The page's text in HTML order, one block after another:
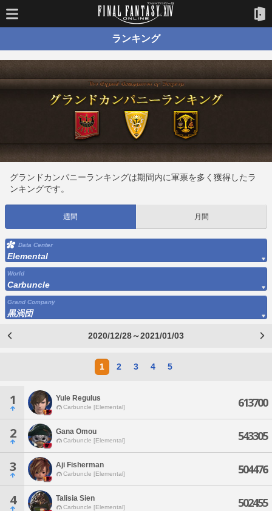
ランキング
グランドカンパニーランキングは期間内に軍票を多く獲得したラ
ンキングです。
週間 月間
Data Center
Elemental
World
Carbuncle
Grand Company
黒渦団
2020/12/28～2021/01/03
1 2 3 4 5
1 Yule Regulus
Carbuncle [Elemental] 613700
2 Gana Omou
Carbuncle [Elemental] 543305
3 Aji Fisherman
Carbuncle [Elemental] 504476
4 Talisia Sien
Carbuncle [Elemental] 502455